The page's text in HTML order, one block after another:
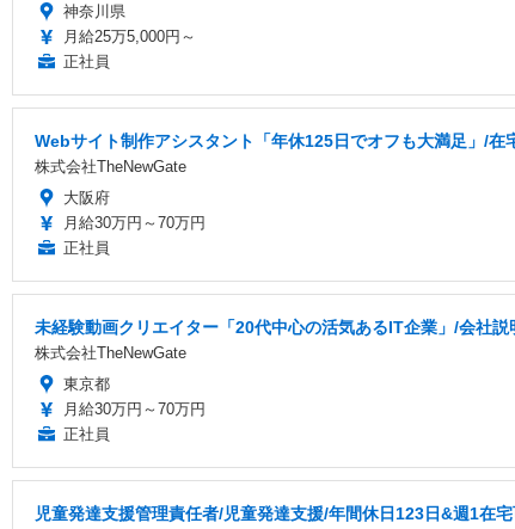
神奈川県
月給25万5,000円～
正社員
Webサイト制作アシスタント「年休125日でオフも大満足」/在
株式会社TheNewGate
大阪府
月給30万円～70万円
正社員
未経験動画クリエイター「20代中心の活気あるIT企業」/会社説
株式会社TheNewGate
東京都
月給30万円～70万円
正社員
児童発達支援管理責任者/児童発達⽀援/年間休日123日&週1在